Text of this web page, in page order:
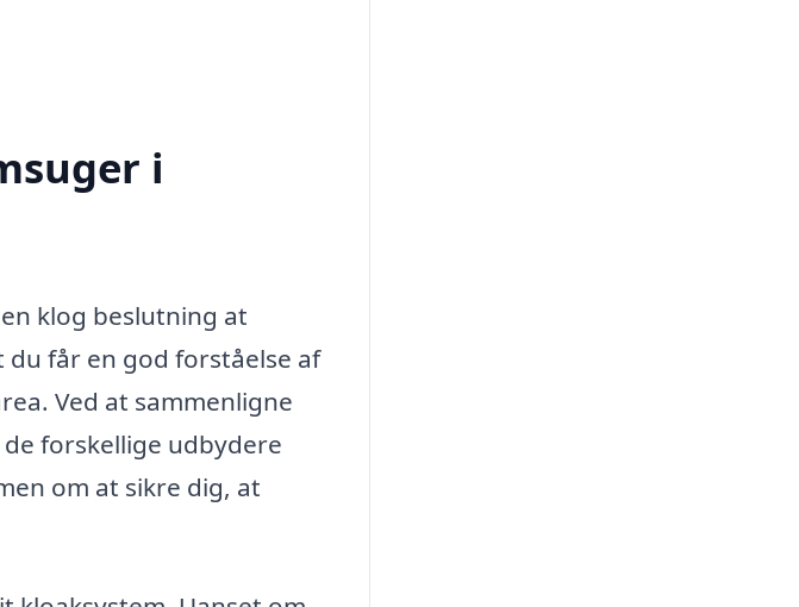
i
klog beslutning at
får en god forståelse af
Ved at sammenligne
forskellige udbydere
om at sikre dig, at